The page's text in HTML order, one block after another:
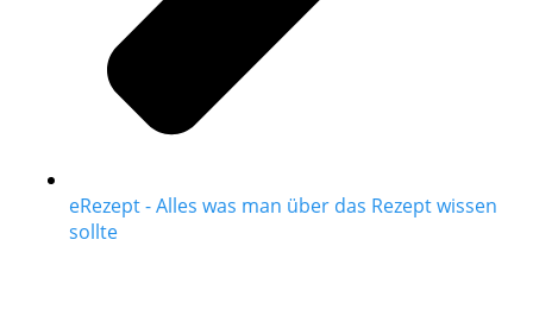
eRezept - Alles was man über das Rezept wissen
sollte